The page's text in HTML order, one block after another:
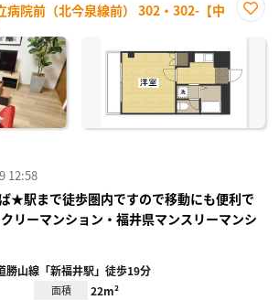
病院前（北今泉線前） 302・302-【中
に入
録
12:58
★駅まで徒歩圏内ですので移動にも便利で
リーマンション・福井県マンスリーマンシ
勝山線「新福井駅」徒歩19分
面積 22m²